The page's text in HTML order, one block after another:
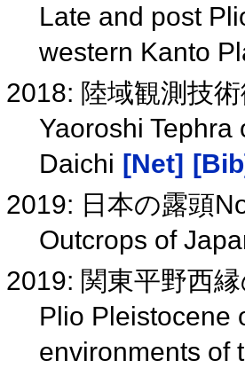
Late and post
western Kanto
2018: 陸域観測技
Yaoroshi
Daichi [Net]
2019: 日本の露頭
Outcrops of
2019: 関東平野西
Plio Pleistocene
environments of